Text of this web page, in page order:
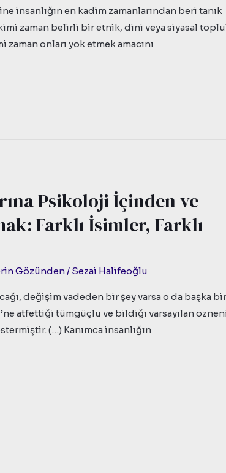
insanlığın en kadim zamanlarından beri tanık
zaman belirli bir etnik, dini veya siyasal
onları yok etmek amacını
Psikoloji İçinden ve
Farklı İsimler, Farklı
Gözünden/ Sezai Halifeoğlu
değişim vadeden bir şey varsa o da başka
atfettiği tümgüçlü ve bildiği varsayılan
(…) Kanımca insanlığın